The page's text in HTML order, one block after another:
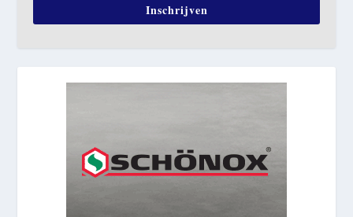
Inschrijven